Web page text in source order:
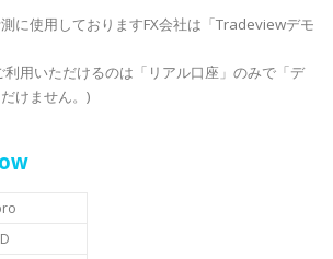
に使用しておりますFX会社は「Tradeviewデモ
利用いただけるのは「リアル口座」のみで「デ
けません。)